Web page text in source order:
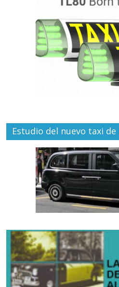
Estudio del nuevo taxi de